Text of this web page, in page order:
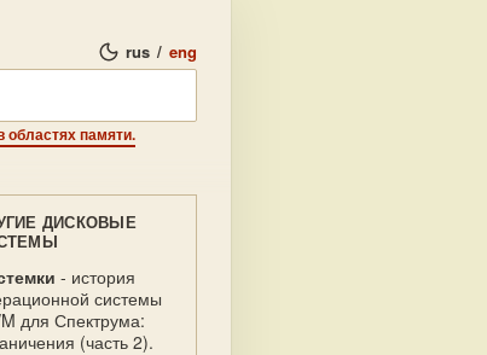
rus / eng
областях памяти.
ДИСКОВЫЕ
- история
системы
для Спектрума:
(часть 2).